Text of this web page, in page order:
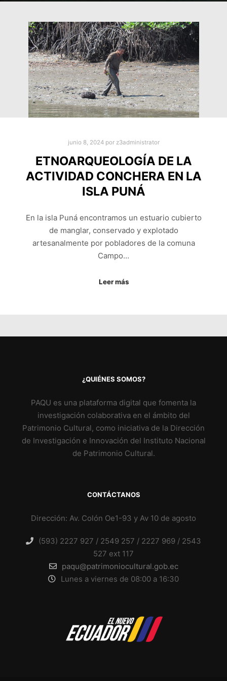
junio 8, 2024por z3administrator
ETNOARQUEOLOGÍA DE LA
ACTIVIDAD CONCHERA EN LA
ISLA PUNÁ
En la isla Puná encontramos un estuario cubierto
de manglar, conservado y explotado
artesanalmente por pobladores de la comuna
Campo…
Leer más
¿QUIÉNES SOMOS?
PAQU es una plataforma digital que fomenta la
investigación colaborativa en el ámbito del
Patrimonio Cultural, como iniciativa de la Dirección
de Investigación e Innovación del Instituto Nacional
de Patrimonio Cultural.
CONTÁCTANOS
Dirección: Av. Colón Oe1-93 y Av 10 de agosto
(593) 2227 927 / 2549 257 / 2227 969 / 2543
527 ext 117
paqu@patrimoniocultural.gob.ec
Lunes a viernes de 08:00 a 16:30